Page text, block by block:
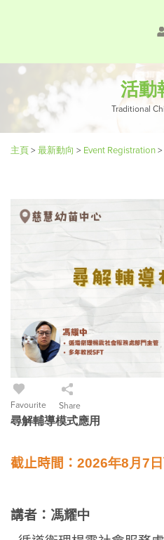
活動
Traditional
主頁> 最新動向 > Event Registration>
Favourite Share
尋解輔導模式應用
截止時間： 2026年8月7
講者： 馮耀中